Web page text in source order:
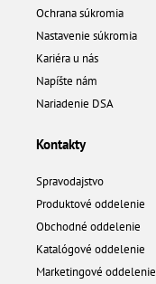
Ochrana súkromia
Nastavenie súkromia
Kariéra u nás
Napíšte nám
Nariadenie DSA
Kontakty
Spravodajstvo
Produktové oddelenie
Obchodné oddelenie
Katalógové oddelenie
Marketingové oddelenie